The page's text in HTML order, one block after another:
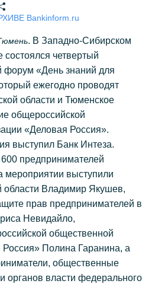
Bankinform.ru
. В Западно-Сибирском
четвертый
форум «День знаний для
ежегодно проводят
области и Тюменское
общероссийской
«Деловая Россия».
выступил Банк Интеза.
предпринимателей
мероприятии выступили
области Владимир Якушев,
прав предпринимателей в
Невидайло,
общественной
Полина Гаранина, а
общественные
органов власти федерального